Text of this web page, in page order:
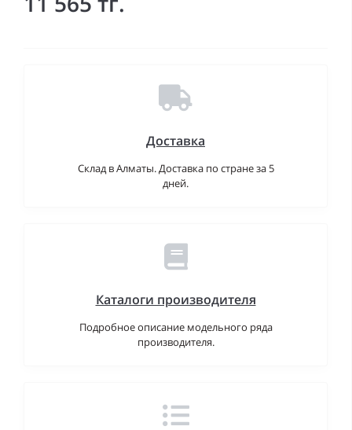
Доставка
Склад в Алматы. Доставка по стране за 5
дней.
Каталоги производителя
Подробное описание модельного ряда
производителя.